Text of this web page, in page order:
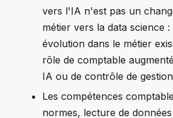
vers l'IA n'est pas un
métier vers la data science
évolution dans le métier
rôle de comptable
IA ou de contrôle de
Les compétences
normes, lecture de